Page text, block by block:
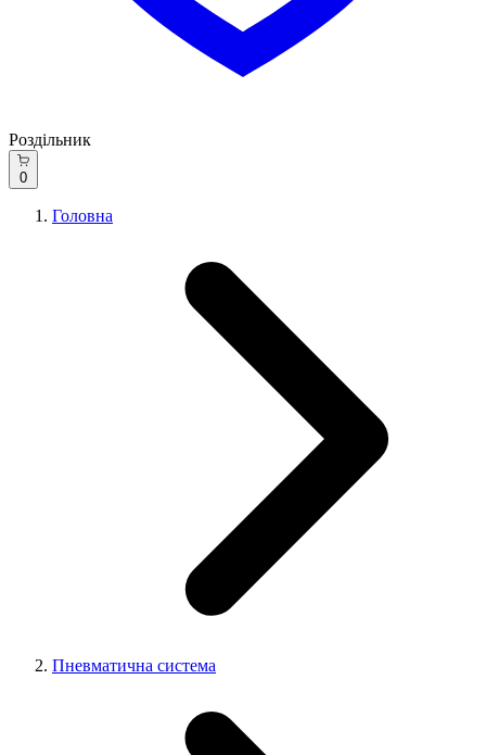
Роздільник
0
Головна
Пневматична система